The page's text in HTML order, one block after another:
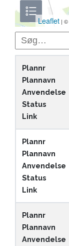
Leaflet | ©
Søg i indhold
Plannr
Plannavn
Anvendelse
Status
Link
Plannr
Plannavn
Anvendelse
Status
Link
Plannr
Plannavn
Anvendelse